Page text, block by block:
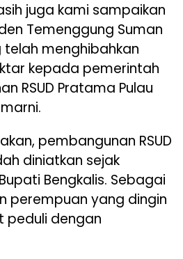
juga kami sampaikan
Temenggung Suman
menghibahkan
kepada pemerintah
RSUD Pratama Pulau
pembangunan RSUD
diniatkan sejak
Bengkalis. Sebagai
perempuan yang dingin
peduli dengan